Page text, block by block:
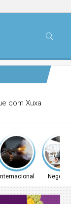
para
(7) e sábado
Internacional